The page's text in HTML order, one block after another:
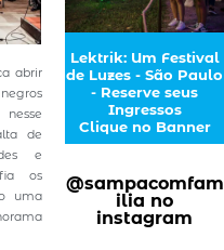
abrir
de
e
os
uma
Lektrik: Um Festival
de Luzes - São Paulo
- Reserve seus
Ingressos
Clique no Banner
@sampacomfam
ilia no
instagram